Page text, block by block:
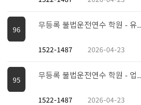
96 무등록 불법운전연수 학원 - 유..
1522-1487 2026-04-23
95 무등록 불법운전연수 학원 - 업..
1522-1487 2026-04-23